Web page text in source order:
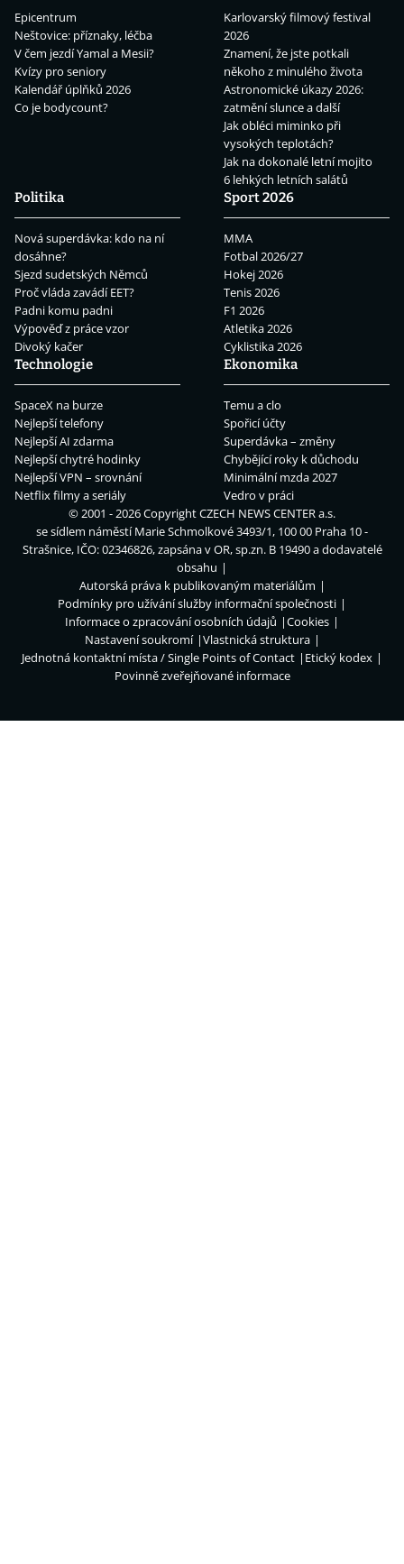
Epicentrum
Neštovice: příznaky, léčba
V čem jezdí Yamal a Mesii?
Kvízy pro seniory
Kalendář úplňků 2026
Co je bodycount?
Karlovarský filmový festival
2026
Znamení, že jste potkali
někoho z minulého života
Astronomické úkazy 2026:
zatmění slunce a další
Jak obléci miminko při
vysokých teplotách?
Jak na dokonalé letní mojito
6 lehkých letních salátů
Politika
Nová superdávka: kdo na ní
dosáhne?
Sjezd sudetských Němců
Proč vláda zavádí EET?
Padni komu padni
Výpověď z práce vzor
Divoký kačer
Sport 2026
MMA
Fotbal 2026/27
Hokej 2026
Tenis 2026
F1 2026
Atletika 2026
Cyklistika 2026
Technologie
SpaceX na burze
Nejlepší telefony
Nejlepší AI zdarma
Nejlepší chytré hodinky
Nejlepší VPN – srovnání
Netflix filmy a seriály
Ekonomika
Temu a clo
Spořicí účty
Superdávka – změny
Chybějící roky k důchodu
Minimální mzda 2027
Vedro v práci
© 2001 - 2026 CopyrightCZECH NEWS CENTER a.s.
se sídlem náměstí Marie Schmolkové 3493/1, 100 00 Praha 10 -
Strašnice, IČO: 02346826, zapsána v OR, sp.zn. B 19490 a dodavatelé
obsahu
Autorská práva k publikovaným materiálům
Podmínky pro užívání služby informační společnosti
Informace o zpracování osobních údajů
Cookies
Nastavení soukromí
Vlastnická struktura
Jednotná kontaktní místa / Single Points of Contact
Etický kodex
Povinně zveřejňované informace